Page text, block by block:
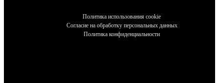
Политика использования cookie
Согласие на обработку персональных данных
Политика конфиденциальности